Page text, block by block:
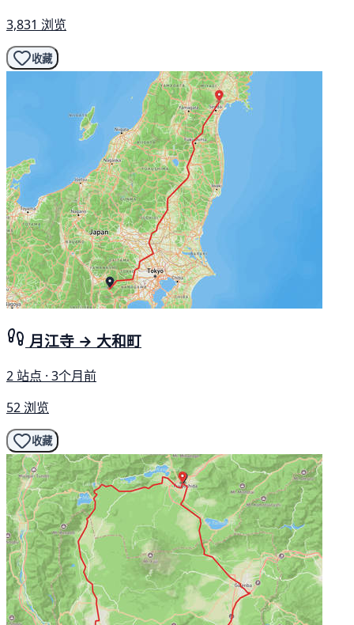
3,831 浏览
收藏
月江寺 → 大和町
2 站点 · 3个月前
52 浏览
收藏